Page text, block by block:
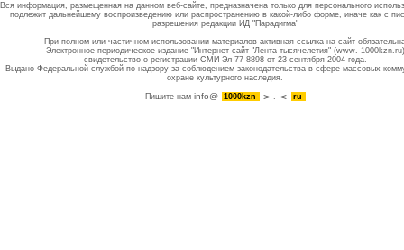
Вся информация, размещенная на данном веб-сайте, предназначена только для персонального
подлежит дальнейшему воспроизведению или распространению в какой-либо форме, иначе как с
разрешения редакции ИД "Парадигма"
При полном или частичном использовании материалов активная ссылка на сайт
Электронное периодическое издание "Интернет-сайт "Лента тысячелетия" (www. 1000kzn.ru)
свидетельство о регистрации СМИ Эл 77-8898 от 23 сентября 2004 года.
Выдано Федеральной службой по надзору за соблюдением законодательства в сфере массовых
охране культурного наследия.
Пишите намinfo@ 1000kzn . ru